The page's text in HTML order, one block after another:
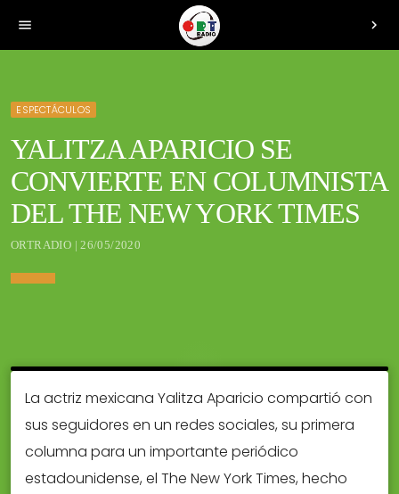
menu chevron_right
ESPECTÁCULOS
YALITZA APARICIO SE
CONVIERTE EN COLUMNISTA
DEL THE NEW YORK TIMES
ORTRADIO | 26/05/2020
La actriz mexicana Yalitza Aparicio compartió con
sus seguidores en un redes sociales, su primera
columna para un importante periódico
estadounidense, el The New York Times, hecho